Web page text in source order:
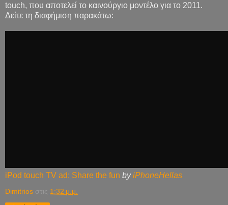
touch, που αποτελεί το καινούργιο μοντέλο για το 2011.
Δείτε τη διαφήμιση παρακάτω:
iPod touch TV ad: Share the fun byiPhoneHellas
Dimitrios στις 1:32 μ.μ.